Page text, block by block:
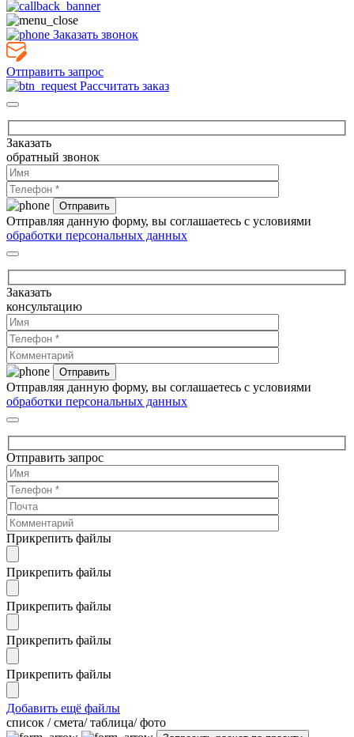
Заказать звонок
Отправить запрос
Рассчитать заказ
Заказать
обратный звонок
Отправляя данную форму, вы соглашаетесь с условиями
обработки персональных данных
Заказать
консультацию
Отправляя данную форму, вы соглашаетесь с условиями
обработки персональных данных
Отправить запрос
Прикрепить файлы
Прикрепить файлы
Прикрепить файлы
Прикрепить файлы
Прикрепить файлы
Добавить ещё файлы
cписок / смета/ таблица/ фото